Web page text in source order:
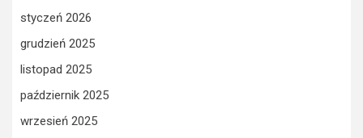
styczeń 2026
grudzień 2025
listopad 2025
październik 2025
wrzesień 2025